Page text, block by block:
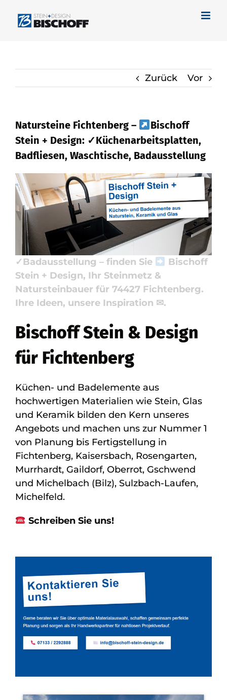
Inhalt
Zurück Vor
Natursteine Fichtenberg –
Bischoff
Stein + Design: ✓Küchenarbeitsplatten,
Badfliesen, Waschtische, Badausstellung
Schauen Sie vorbei bei
Bischoff Stein +
Design für Fichtenberg für Naturstein als
auch ✓Badfliese, Küchenarbeitsplatte,
Waschtische, Badausstellung.
✓Küchenarbeitsplatte, ✓Badfliese,
✓Naturstein, ✓Waschtische und
✓Badausstellung – finden Sie
Bischoff
Stein + Design, Ihr Steinmetz &
Natursteinbauer für 74427 Fichtenberg.
Ihre Ideen, unsere Inspiration ✉.
Bischoff Stein & Design
für Fichtenberg
Küchen- und Badelemente aus
hochwertigen Materialien wie Stein, Glas
und Keramik bilden den Kern unseres
Angebots und machen uns zur Nummer 1
von Planung bis Fertigstellung in
Fichtenberg, Kaisersbach, Rosengarten,
Murrhardt, Gaildorf, Oberrot, Gschwend
und Michelbach (Bilz), Sulzbach-Laufen,
Michelfeld.
Schreiben Sie uns!